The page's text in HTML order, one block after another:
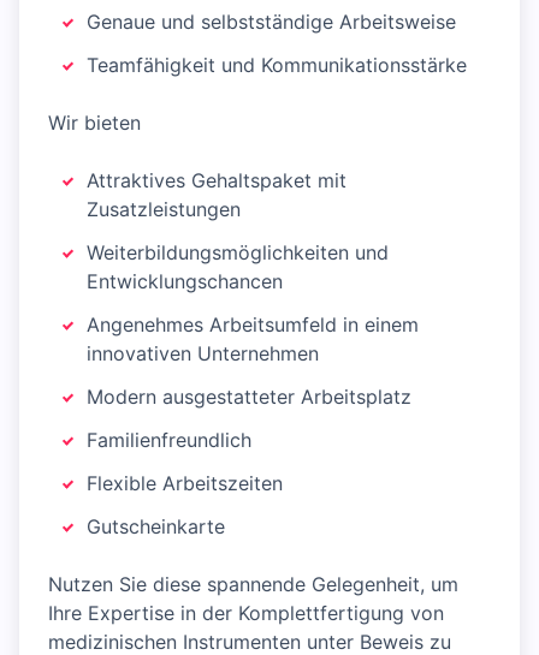
Genaue und selbstständige Arbeitsweise
Teamfähigkeit und Kommunikationsstärke
Wir bieten
Attraktives Gehaltspaket mit
Zusatzleistungen
Weiterbildungsmöglichkeiten und
Entwicklungschancen
Angenehmes Arbeitsumfeld in einem
innovativen Unternehmen
Modern ausgestatteter Arbeitsplatz
Familienfreundlich
Flexible Arbeitszeiten
Gutscheinkarte
Nutzen Sie diese spannende Gelegenheit, um
Ihre Expertise in der Komplettfertigung von
medizinischen Instrumenten unter Beweis zu